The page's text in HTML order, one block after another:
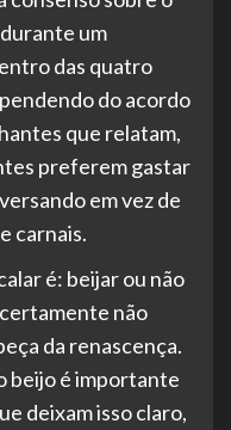
um
das quatro
do acordo
que relatam,
preferem gastar
em vez de
carnais.
é: beijar ou não
não
da renascença.
beijo é importante
deixam isso claro,